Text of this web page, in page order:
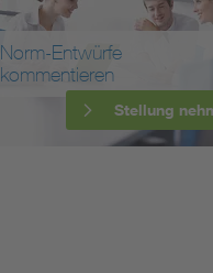
Norm-Entwürfe
kommentieren
Stellung